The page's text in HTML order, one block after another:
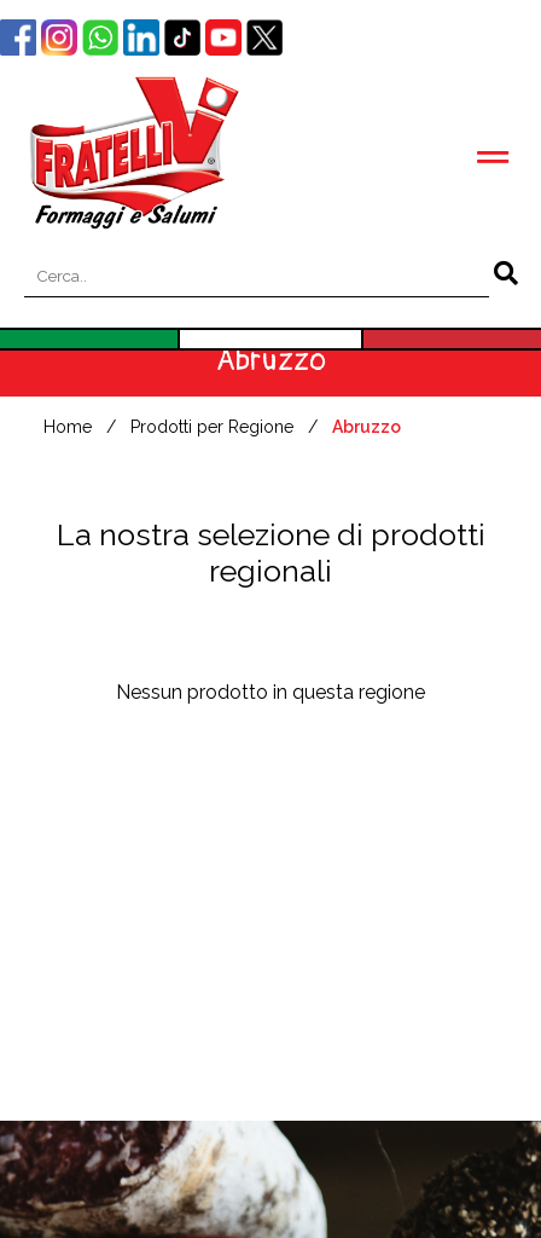
Abruzzo
Home Prodotti per Regione Abruzzo
La nostra selezione di prodotti
regionali
Nessun prodotto in questa regione